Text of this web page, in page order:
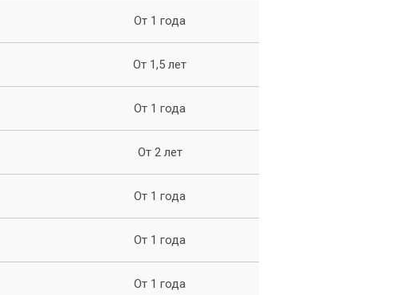
От 1 года
От 1,5 лет
От 1 года
От 2 лет
От 1 года
От 1 года
От 1 года